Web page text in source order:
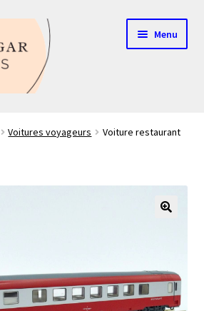
Menu
Voitures voyageurs
Voiture restaurant